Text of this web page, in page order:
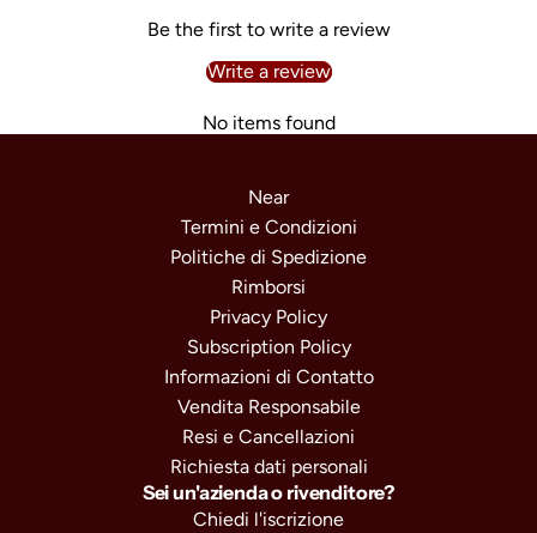
Be the first to write a review
Write a review
No items found
Near
Termini e Condizioni
Politiche di Spedizione
Rimborsi
Privacy Policy
Subscription Policy
Informazioni di Contatto
Vendita Responsabile
Resi e Cancellazioni
Richiesta dati personali
Sei un'azienda o rivenditore?
Chiedi l'iscrizione